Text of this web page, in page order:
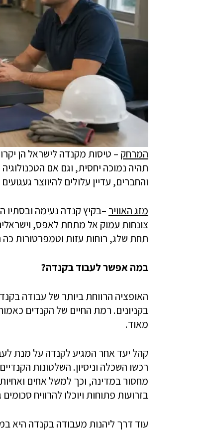
המרחק – טיסות מקנדה לישראל הן
תהיה נמוכה יחסית, וגם אם
והחברים, עדיין עלולים להיווצר
מזג האוויר –בקיץ קנדה נעימה ובסתיו
צונחות עמוק אל מתחת לאפס,
תחת שלג, רוחות עזות וטמפרטורות כה
במה אפשר לעבוד בקנדה?
האופציה הרווחת ביותר של עבודה
בקניונים. רמת החיים של הקנדים
מאוד.
קהל יעד אחר המגיע לקנדה על מנת
רכשו השכלה וניסיון. השלטונות
מחסור במדינה, וכך למשל אחים
בזרועות פתוחות ויוכלו להרוויח